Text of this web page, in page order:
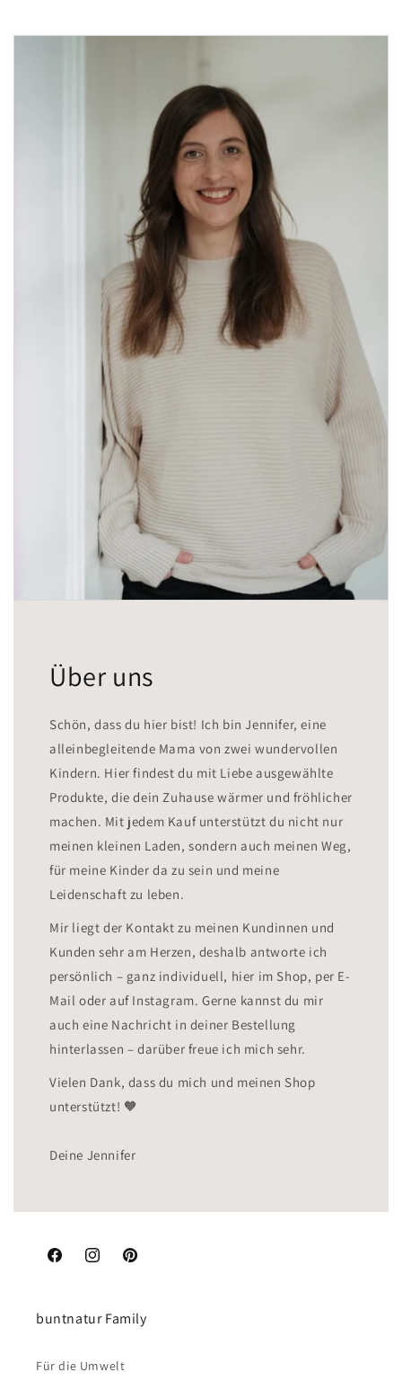
Über uns
Schön, dass du hier bist! Ich bin Jennifer, eine
alleinbegleitende Mama von zwei wundervollen
Kindern. Hier findest du mit Liebe ausgewählte
Produkte, die dein Zuhause wärmer und fröhlicher
machen. Mit jedem Kauf unterstützt du nicht nur
meinen kleinen Laden, sondern auch meinen Weg,
für meine Kinder da zu sein und meine
Leidenschaft zu leben.
Mir liegt der Kontakt zu meinen Kundinnen und
Kunden sehr am Herzen, deshalb antworte ich
persönlich – ganz individuell, hier im Shop, per E-
Mail oder auf Instagram. Gerne kannst du mir
auch eine Nachricht in deiner Bestellung
hinterlassen – darüber freue ich mich sehr.
Vielen Dank, dass du mich und meinen Shop
unterstützt! 🧡
Deine Jennifer
FacebookInstagramPinterest
buntnatur Family
Für die Umwelt